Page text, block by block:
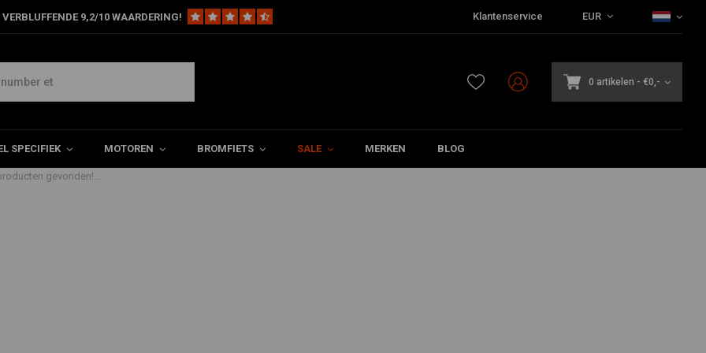
9,2/10 WAARDERING! Klantenservice EUR
0 artikelen - €0,-
SPECIFIEK MOTOREN BROMFIETS SALE MERKEN BLOG
gevonden!...